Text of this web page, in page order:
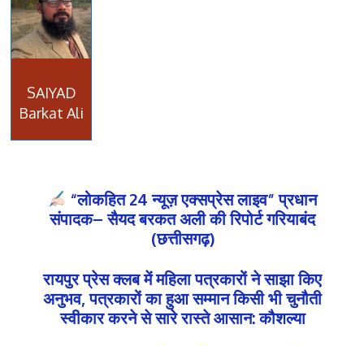
SAIYAD
Barkat Ali
“लोकहित 24 न्यूज़ एक्सप्रेस लाइव” प्रधान
संपादक– सैयद बरकत अली की रिपोर्ट गरियाबंद
(छत्तीसगढ़)
रायपुर प्रेस क्लब में महिला पत्रकारों ने साझा किए
अनुभव, पत्रकारों का हुआ सम्मान किसी भी चुनौती
स्वीकार करने से सारे रास्ते आसान: कौशल्या